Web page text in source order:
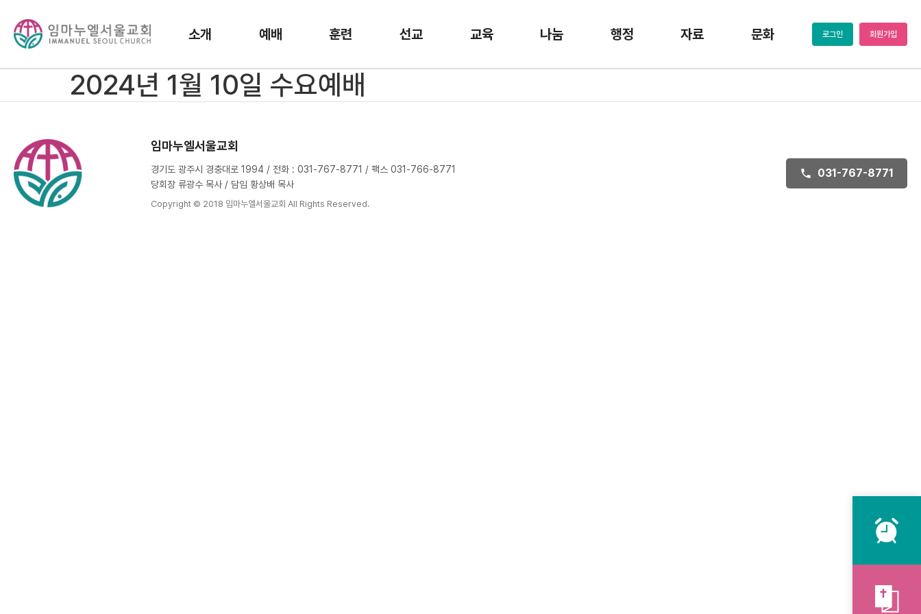
소개 예배 훈련 선교 교육 나눔 행정 자료 문화 로그인 회원가입
2024년 1월 10일 수요예배
임마누엘서울교회
경기도 광주시 경충대로 1994 / 전화 : 031-767-8771 / 팩스 031-766-8771
당회장 류광수 목사 / 담임 황상배 목사
Copyright © 2018 임마누엘서울교회 All Rights Reserved.
031-767-8771